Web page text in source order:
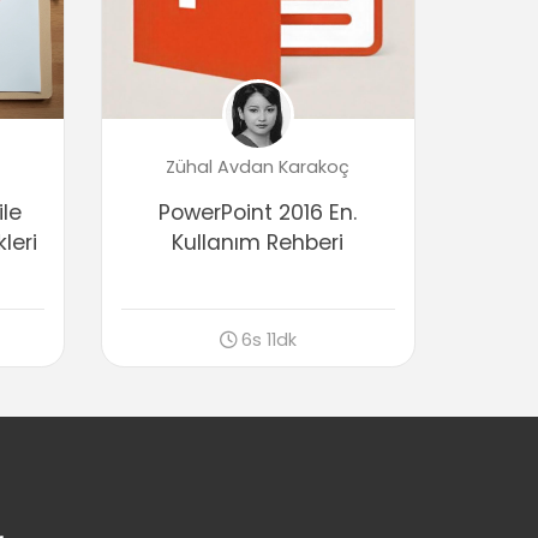
04:13
Tabloda Efekt Kullanmak
04:43
Tablo Düzenleme Araçları
Tabloda Secim Yöntemleri
Tabloya Satır ve Sütun İşlemleri
04:22
Satır ve Sütunları Boyutlandırma
03:58
03:45
Zühal Avdan Karakoç
PowerPoint 2016 En.
Kullanım Rehberi
6s 11dk